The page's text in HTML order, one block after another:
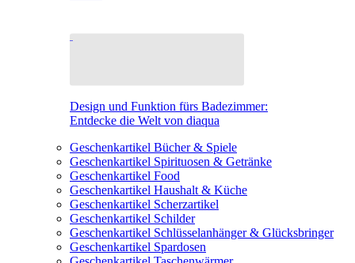
Design und Funktion fürs Badezimmer:
Entdecke die Welt von diaqua
Geschenkartikel Bücher & Spiele
Geschenkartikel Spirituosen & Getränke
Geschenkartikel Food
Geschenkartikel Haushalt & Küche
Geschenkartikel Scherzartikel
Geschenkartikel Schilder
Geschenkartikel Schlüsselanhänger & Glücksbringer
Geschenkartikel Spardosen